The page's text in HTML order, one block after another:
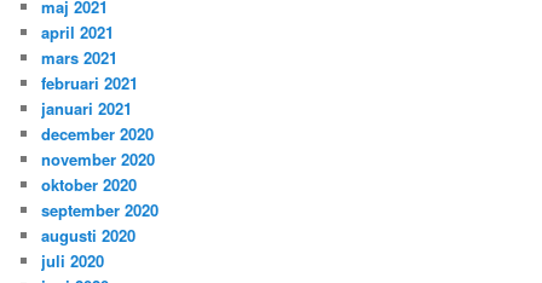
maj 2021
april 2021
mars 2021
februari 2021
januari 2021
december 2020
november 2020
oktober 2020
september 2020
augusti 2020
juli 2020